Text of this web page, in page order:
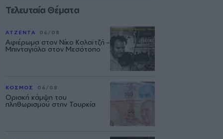
Τελευταία Θέματα
ΑΤΖΕΝΤΑ 06/08
Αφιέρωμα στον Νίκο Καλαϊτζή –
Μπινταγιάλα στον Μεσότοπο
ΚΟΣΜΟΣ 06/08
Οριακή κάμψη του
πληθωρισμού στην Τουρκία